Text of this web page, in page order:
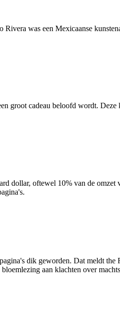
Rivera was een Mexicaanse
groot cadeau beloofd wordt.
dollar, oftewel 10% van de omzet
dik geworden. Dat meldt
aan klachten over